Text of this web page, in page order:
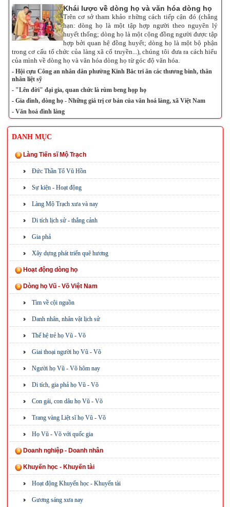
Khái lược về dòng họ và văn hóa dòng họ
Trên cơ sở tham khảo những cách tiếp cận đó (chẳng
hạn: dòng họ là một tập hợp người theo nguyên lý
huyết thống; dòng họ là một cộng đồng người được tập
hợp bởi quan hệ đồng huyết; dòng họ là một bộ phận
trong cơ cấu tổ chức của làng xã cổ truyền...), chúng tôi đưa ra cách hiểu
của mình về dòng họ và văn hóa dòng họ từ góc độ văn hóa.
- Hội cựu Công an nhân dân phường Kinh Bắc tri ân các thương binh, thân
nhân liệt sỹ
- "Lên đời" đại gia, quan chức là rùm beng họp họ
- Gia đình, dòng họ - Những giá trị cơ bản của văn hoá làng, xã Việt Nam
- Văn hoá đình làng
DANH MỤC
Làng Tiến sĩ Mộ Trạch
Đức Thần Tổ Vũ Hồn
Sự kiện - Hoạt động
Làng Mộ Trạch xưa và nay
Di tích lịch sử - thắng cảnh
Gia phả
Xây dựng phát triển quê hương
Hoạt động dòng họ
Dòng họ Vũ - Võ Việt Nam
Tìm về cội nguồn
Danh nhân, nhân vật lịch sử
Thế hệ trẻ họ Vũ - Võ
Giai thoại người họ Vũ - Võ
Người họ Vũ - Võ hôm nay
Di tích, gia phả họ Vũ - Võ
Con gái, con dâu họ Vũ - Võ
Trang vàng Liệt sĩ họ Vũ - Võ
Họ Vũ - Võ với quốc gia
Doanh nghiệp - Doanh nhân
Khuyến học - Khuyến tài
Hoạt động Khuyến học - Khuyến tài
Gương sáng xưa nay